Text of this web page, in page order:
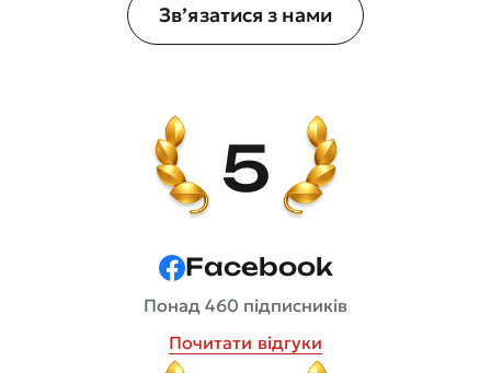
Зв’язатися з нами
5
Facebook
Понад 460 підписників
Почитати відгуки